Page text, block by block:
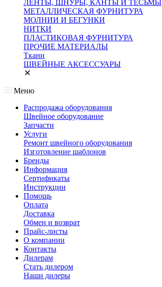
ЛЕНТЫ, ШНУРЫ, КАНТЫ И ТЕСЬМЫ
МЕТАЛЛИЧЕСКАЯ ФУРНИТУРА
МОЛНИИ И БЕГУНКИ
НИТКИ
ПЛАСТИКОВАЯ ФУРНИТУРА
ПРОЧИЕ МАТЕРИАЛЫ
Ткани
ШВЕЙНЫЕ АКСЕССУАРЫ
Меню
Распродажа оборудования
Швейное оборудование
Запчасти
Услуги
Ремонт швейного оборудования
Изготовление шаблонов
Бренды
Информация
Сертификаты
Инструкции
Помощь
Оплата
Доставка
Обмен и возврат
Прайс-листы
О компании
Контакты
Дилерам
Стать дилером
Наши дилеры